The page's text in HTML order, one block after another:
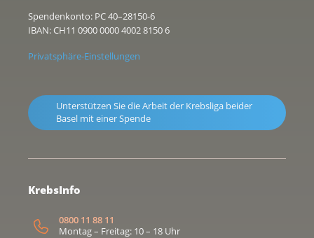
Spendenkonto: PC 40–28150-6
IBAN: CH11 0900 0000 4002 8150 6
Privatsphäre-Einstellungen
Unterstützen Sie die Arbeit der Krebsliga beider
Basel mit einer Spende
KrebsInfo
0800 11 88 11
Montag – Freitag: 10 – 18 Uhr